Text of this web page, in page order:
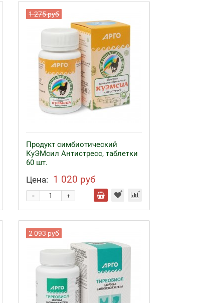
Байкал ЭМ-1 и удобрения
1 275 руб
Продукт симбиотический
КуЭМсил Антистресс, таблетки
60 шт.
Цена: 1 020 руб
+
-
2 093 руб